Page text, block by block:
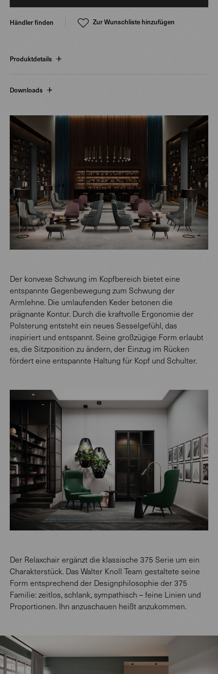
Händler finden Zur Wunschliste hinzufügen
Produktdetails
Downloads
Der konvexe Schwung im Kopfbereich bietet eine
entspannte Gegenbewegung zum Schwung der
Armlehne. Die umlaufenden Keder betonen die
prägnante Kontur. Durch die kraftvolle Ergonomie der
Polsterung entsteht ein neues Sesselgefühl, das
inspiriert und entspannt. Seine großzügige Form erlaubt
es, die Sitzposition zu ändern, der Einzug im Rücken
fördert eine entspannte Haltung für Kopf und Schulter.
Der Relaxchair ergänzt die klassische 375 Serie um ein
Charakterstück. Das Walter Knoll Team gestaltete seine
Form entsprechend der Designphilosophie der 375
Familie: zeitlos, schlank, sympathisch – feine Linien und
Proportionen. Ihn anzuschauen heißt anzukommen.